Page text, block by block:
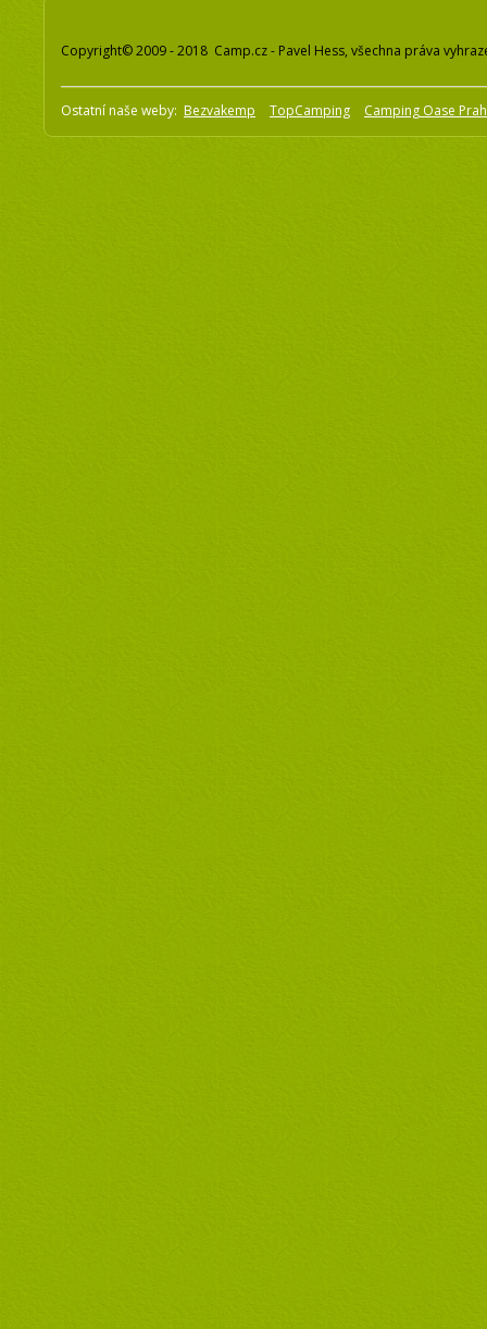
Copyright© 2009 - 2018 Camp.cz - Pavel Hess, všechna práva
Ostatní naše weby: Bezvakemp TopCamping Camping Oase